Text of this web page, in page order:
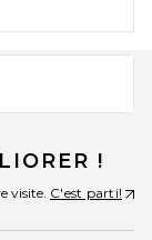
!
visite. C'est parti!